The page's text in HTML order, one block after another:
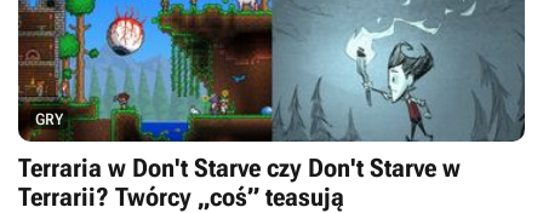
GRY
Terraria w Don't Starve czy Don't Starve w
Terrarii? Twórcy „coś” teasują